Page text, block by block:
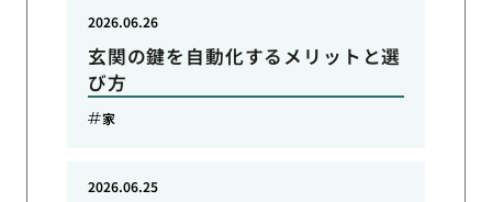
玄関の鍵を自動化するメリットと選
び方
2026.06.26
家
2026.06.25